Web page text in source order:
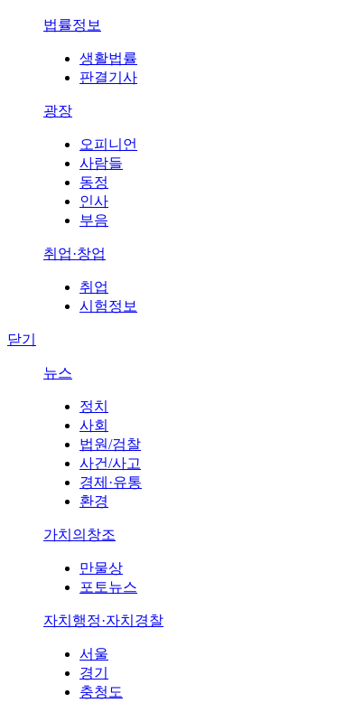
법률정보
생활법률
판결기사
광장
오피니언
사람들
동정
인사
부음
취업·창업
취업
시험정보
닫기
뉴스
정치
사회
법원/검찰
사건/사고
경제·유통
환경
가치의창조
만물상
포토뉴스
자치행정·자치경찰
서울
경기
충청도